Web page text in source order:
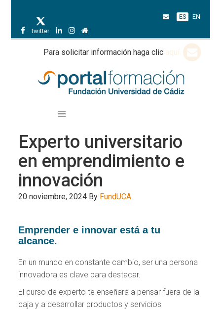
twitter
ES EN
Para solicitar información haga clic aquí
Experto universitario
en emprendimiento e
innovación
20 noviembre, 2024 By FundUCA
Emprender e innovar está a tu
alcance.
En un mundo en constante cambio, ser una persona
innovadora es clave para destacar.
El curso de experto te enseñará a pensar fuera de la
caja y a desarrollar productos y servicios